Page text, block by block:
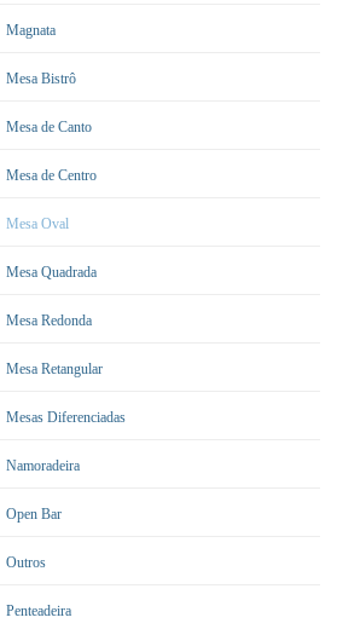
Magnata
Mesa Bistrô
Mesa de Canto
Mesa de Centro
Mesa Oval
Mesa Quadrada
Mesa Redonda
Mesa Retangular
Mesas Diferenciadas
Namoradeira
Open Bar
Outros
Penteadeira